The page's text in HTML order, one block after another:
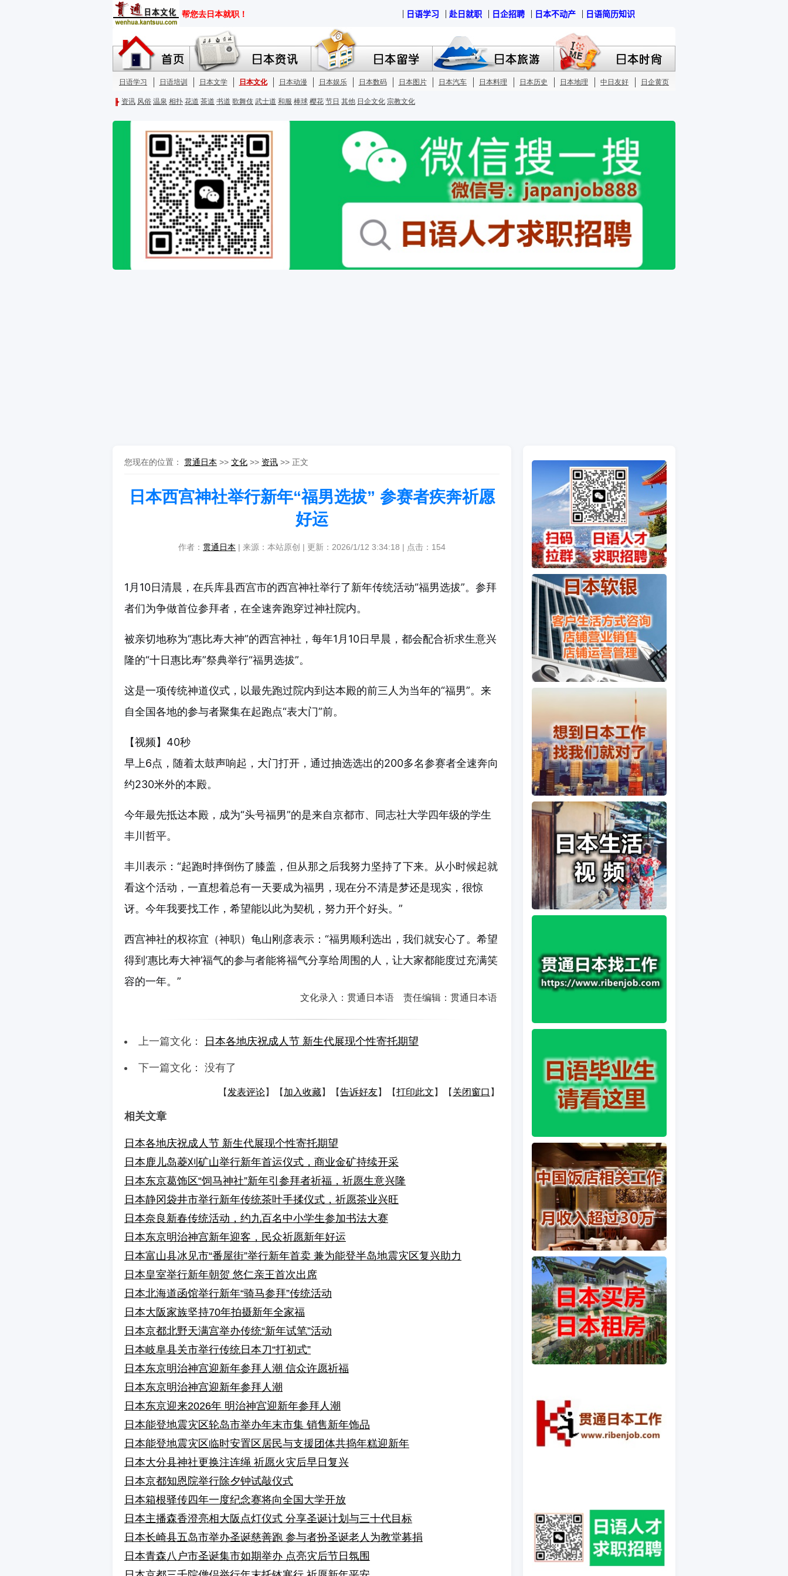
您现在的位置： 贯通日本 >> 文化 >> 资讯 >> 正文
日本西宫神社举行新年“福男选拔” 参赛者疾奔祈愿
好运
作者： 贯通日本 | 来源：本站原创 | 更新：2026/1/12 3:34:18 | 点击： 154
1月10日清晨，在兵库县西宫市的西宫神社举行了新年传统活动“福男选拔”。参拜
者们为争做首位参拜者，在全速奔跑穿过神社院内。
被亲切地称为“惠比寿大神”的西宫神社，每年1月10日早晨，都会配合祈求生意兴
隆的“十日惠比寿”祭典举行“福男选拔”。
这是一项传统神道仪式，以最先跑过院内到达本殿的前三人为当年的“福男”。来
自全国各地的参与者聚集在起跑点“表大门”前。
【视频】40秒
早上6点，随着太鼓声响起，大门打开，通过抽选选出的200多名参赛者全速奔向
约230米外的本殿。
今年最先抵达本殿，成为“头号福男”的是来自京都市、同志社大学四年级的学生
丰川哲平。
丰川表示：“起跑时摔倒伤了膝盖，但从那之后我努力坚持了下来。从小时候起就
看这个活动，一直想着总有一天要成为福男，现在分不清是梦还是现实，很惊
讶。今年我要找工作，希望能以此为契机，努力开个好头。”
西宫神社的权祢宜（神职）龟山刚彦表示：“福男顺利选出，我们就安心了。希望
得到‘惠比寿大神’福气的参与者能将福气分享给周围的人，让大家都能度过充满笑
容的一年。”
文化录入：贯通日本语 责任编辑：贯通日本语
上一篇文化： 日本各地庆祝成人节 新生代展现个性寄托期望
下一篇文化： 没有了
【 发表评论】【 加入收藏】【告诉好友】【打印此文 】【 关闭窗口 】
相关文章
日本各地庆祝成人节 新生代展现个性寄托期望
日本鹿儿岛菱刈矿山举行新年首运仪式，商业金矿持续开采
日本东京葛饰区“饲马神社”新年引参拜者祈福，祈愿生意兴隆
日本静冈袋井市举行新年传统茶叶手揉仪式，祈愿茶业兴旺
日本奈良新春传统活动，约九百名中小学生参加书法大赛
日本东京明治神宫新年迎客，民众祈愿新年好运
日本富山县冰见市“番屋街”举行新年首卖 兼为能登半岛地震灾区复兴助力
日本皇室举行新年朝贺 悠仁亲王首次出席
日本北海道函馆举行新年“骑马参拜”传统活动
日本大阪家族坚持70年拍摄新年全家福
日本京都北野天满宫举办传统“新年试笔”活动
日本岐阜县关市举行传统日本刀“打初式”
日本东京明治神宫迎新年参拜人潮 信众许愿祈福
日本东京明治神宫迎新年参拜人潮
日本东京迎来2026年 明治神宫迎新年参拜人潮
日本能登地震灾区轮岛市举办年末市集 销售新年饰品
日本能登地震灾区临时安置区居民与支援团体共捣年糕迎新年
日本大分县神社更换注连绳 祈愿火灾后早日复兴
日本京都知恩院举行除夕钟试敲仪式
日本箱根驿传四年一度纪念赛将向全国大学开放
日本主播森香澄亮相大阪点灯仪式 分享圣诞计划与三十代目标
日本长崎县五岛市举办圣诞慈善跑 参与者扮圣诞老人为教堂募捐
日本青森八户市圣诞集市如期举办 点亮灾后节日氛围